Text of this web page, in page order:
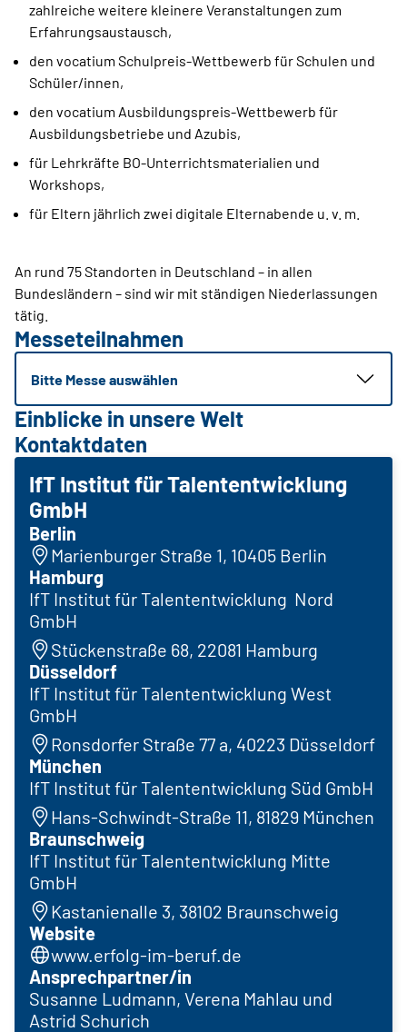
zahlreiche weitere kleinere Veranstaltungen zum
Erfahrungsaustausch,
den vocatium Schulpreis-Wettbewerb für Schulen und
Schüler/innen,
den vocatium Ausbildungspreis-Wettbewerb für
Ausbildungsbetriebe und Azubis,
für Lehrkräfte BO-Unterrichtsmaterialien und
Workshops,
für Eltern jährlich zwei digitale Elternabende u. v. m.
An rund 75 Standorten in Deutschland – in allen
Bundesländern – sind wir mit ständigen Niederlassungen
tätig.
Messeteilnahmen
Bitte Messe auswählen
Einblicke in unsere Welt
Kontaktdaten
IfT Institut für Talententwicklung
GmbH
Berlin
Marienburger Straße 1, 10405 Berlin
Hamburg
IfT Institut für Talententwicklung Nord
GmbH
Stückenstraße 68, 22081 Hamburg
Düsseldorf
IfT Institut für Talententwicklung West
GmbH
Ronsdorfer Straße 77 a, 40223 Düsseldorf
München
IfT Institut für Talententwicklung Süd GmbH
Hans-Schwindt-Straße 11, 81829 München
Braunschweig
IfT Institut für Talententwicklung Mitte
GmbH
Kastanienalle 3, 38102 Braunschweig
Website
www.erfolg-im-beruf.de
Ansprechpartner/in
Susanne Ludmann, Verena Mahlau und
Astrid Schurich